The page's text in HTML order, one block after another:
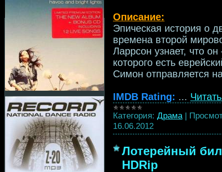
Описание:
Эпическая история о
времена второй
Ларрсон узнает, что
которого есть
Симон отправляется
IMDB Rating: ...
Категория: Драма |
16.06.2012
Лотерейный
HDRip